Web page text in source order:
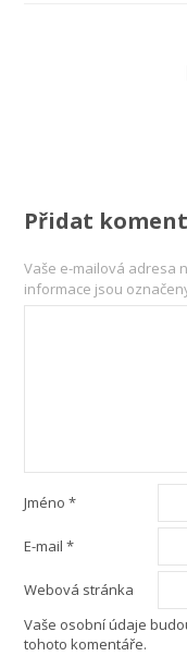
Přidat
Vaše e-mailová adresa
informace jsou
Jméno*
E-mail*
Webová stránka
Vaše osobní údaje
tohoto komentáře.